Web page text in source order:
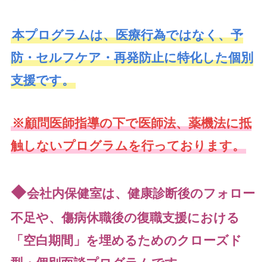
本プログラムは、医療行為ではなく、予
防・セルフケア・再発防止に特化した個別
支援です。
※顧問医師指導の下で医師法、薬機法に抵
触しないプログラムを行っております。
◆会社内保健室は、健康診断後のフォロー
不足や、傷病休職後の復職支援における
「空白期間」を埋めるためのクローズド